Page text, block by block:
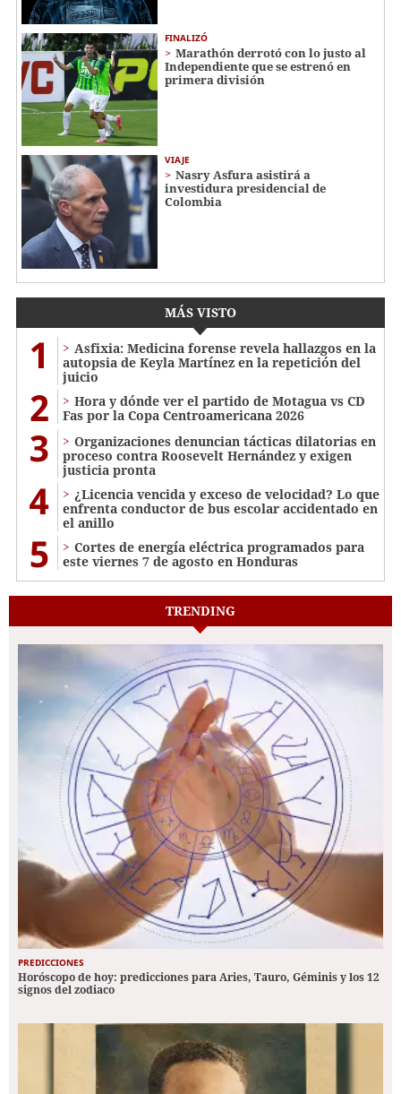
FINALIZÓ
Marathón derrotó con lo justo al
Independiente que se estrenó en
primera división
VIAJE
Nasry Asfura asistirá a
investidura presidencial de
Colombia
MÁS VISTO
1
Asfixia: Medicina forense revela hallazgos en la
autopsia de Keyla Martínez en la repetición del
juicio
2
Hora y dónde ver el partido de Motagua vs CD
Fas por la Copa Centroamericana 2026
3
Organizaciones denuncian tácticas dilatorias en
proceso contra Roosevelt Hernández y exigen
justicia pronta
4
¿Licencia vencida y exceso de velocidad? Lo que
enfrenta conductor de bus escolar accidentado en
el anillo
5
Cortes de energía eléctrica programados para
este viernes 7 de agosto en Honduras
TRENDING
PREDICCIONES
Horóscopo de hoy: predicciones para Aries, Tauro, Géminis y los 12
signos del zodiaco